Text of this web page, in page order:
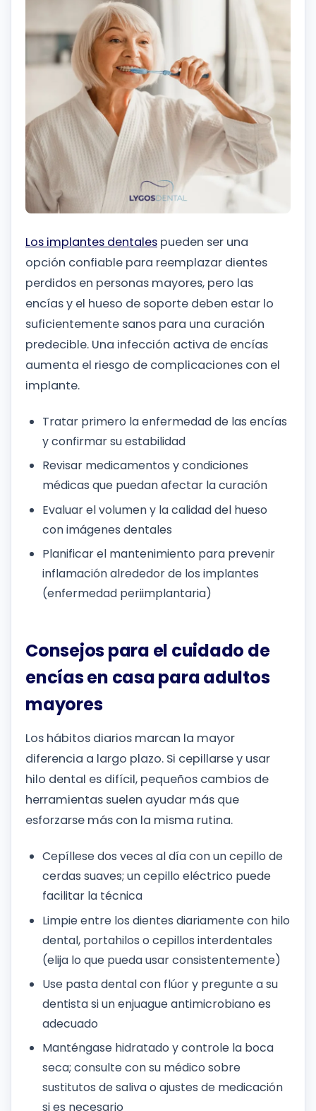
Los implantes dentales pueden ser una
opción confiable para reemplazar dientes
perdidos en personas mayores, pero las
encías y el hueso de soporte deben estar lo
suficientemente sanos para una curación
predecible. Una infección activa de encías
aumenta el riesgo de complicaciones con el
implante.
Tratar primero la enfermedad de las encías
y confirmar su estabilidad
Revisar medicamentos y condiciones
médicas que puedan afectar la curación
Evaluar el volumen y la calidad del hueso
con imágenes dentales
Planificar el mantenimiento para prevenir
inflamación alrededor de los implantes
(enfermedad periimplantaria)
Consejos para el cuidado de
encías en casa para adultos
mayores
Los hábitos diarios marcan la mayor
diferencia a largo plazo. Si cepillarse y usar
hilo dental es difícil, pequeños cambios de
herramientas suelen ayudar más que
esforzarse más con la misma rutina.
Cepíllese dos veces al día con un cepillo de
cerdas suaves; un cepillo eléctrico puede
facilitar la técnica
Limpie entre los dientes diariamente con hilo
dental, portahilos o cepillos interdentales
(elija lo que pueda usar consistentemente)
Use pasta dental con flúor y pregunte a su
dentista si un enjuague antimicrobiano es
adecuado
Manténgase hidratado y controle la boca
seca; consulte con su médico sobre
sustitutos de saliva o ajustes de medicación
si es necesario